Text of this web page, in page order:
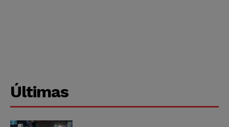
Últimas